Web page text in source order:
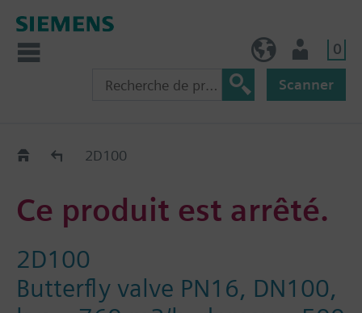
0
Scanner
Old2New2D100
Ce produit est arrêté.
2D100
Butterfly valve PN16, DN100,